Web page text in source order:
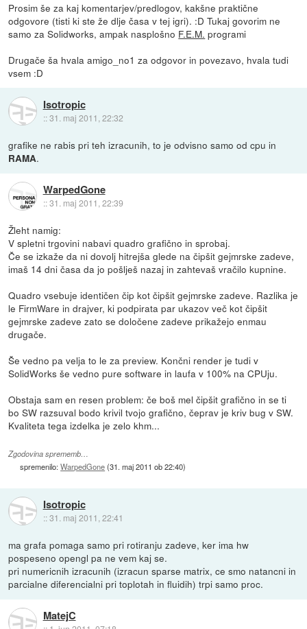
Prosim še za kaj komentarjev/predlogov, kakšne praktične
odgovore (tisti ki ste že dlje časa v tej igri). :D Tukaj govorim ne
samo za Solidworks, ampak nasplošno F.E.M. programi
Drugače ša hvala amigo_no1 za odgovor in povezavo, hvala tudi
vsem :D
Isotropic
::31. maj 2011, 22:32
grafike ne rabis pri teh izracunih, to je odvisno samo od cpu in
RAMA.
WarpedGone
::31. maj 2011, 22:39
Žleht namig:
V spletni trgovini nabavi quadro grafično in sprobaj.
Če se izkaže da ni dovolj hitrejša glede na čipšit gejmrske zadeve,
imaš 14 dni časa da jo pošlješ nazaj in zahtevaš vračilo kupnine.
Quadro vsebuje identičen čip kot čipšit gejmrske zadeve. Razlika je
le FirmWare in drajver, ki podpirata par ukazov več kot čipšit
gejmrske zadeve zato se določene zadeve prikažejo enmau
drugače.
Še vedno pa velja to le za preview. Končni render je tudi v
SolidWorks še vedno pure software in laufa v 100% na CPUju.
Obstaja sam en resen problem: če boš mel čipšit grafično in se ti
bo SW razsuval bodo krivil tvojo grafično, čeprav je kriv bug v SW.
Kvaliteta tega izdelka je zelo khm...
Zgodovina sprememb…
spremenilo:WarpedGone(31. maj 2011 ob 22:40)
Isotropic
::31. maj 2011, 22:41
ma grafa pomaga samo pri rotiranju zadeve, ker ima hw
pospeseno opengl pa ne vem kaj se.
pri numericnih izracunih (izracun sparse matrix, ce smo natancni in
parcialne diferencialni pri toplotah in fluidih) trpi samo proc.
MatejC